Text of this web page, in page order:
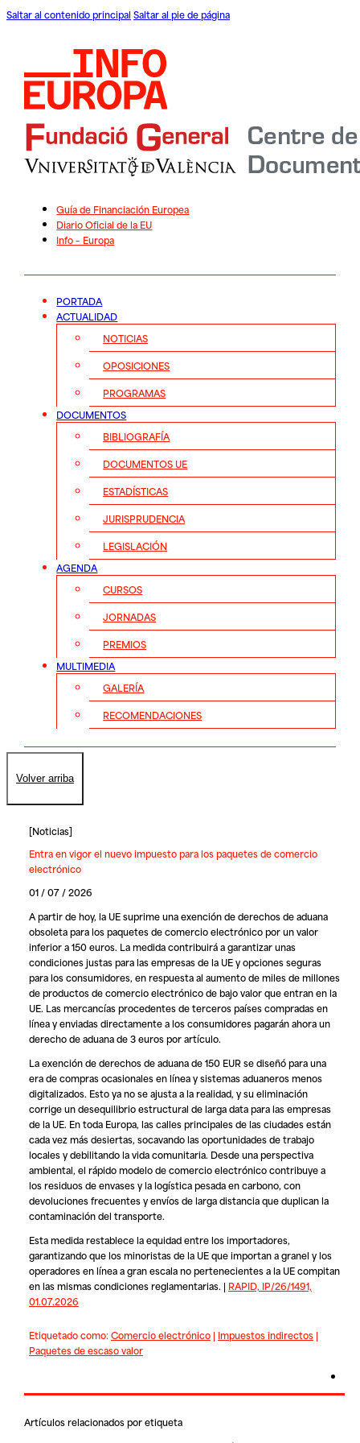
Saltar al contenido principal Saltar al pie de página
Guía de Financiación Europea
Diario Oficial de la EU
Info – Europa
PORTADA
ACTUALIDAD
NOTICIAS
OPOSICIONES
PROGRAMAS
DOCUMENTOS
BIBLIOGRAFÍA
DOCUMENTOS UE
ESTADÍSTICAS
JURISPRUDENCIA
LEGISLACIÓN
AGENDA
CURSOS
JORNADAS
PREMIOS
MULTIMEDIA
GALERÍA
RECOMENDACIONES
Volver arriba
[Noticias]
Entra en vigor el nuevo impuesto para los paquetes de comercio
electrónico
01 / 07 / 2026
A partir de hoy, la UE suprime una exención de derechos de aduana
obsoleta para los paquetes de comercio electrónico por un valor
inferior a 150 euros. La medida contribuirá a garantizar unas
condiciones justas para las empresas de la UE y opciones seguras
para los consumidores, en respuesta al aumento de miles de millones
de productos de comercio electrónico de bajo valor que entran en la
UE. Las mercancías procedentes de terceros países compradas en
línea y enviadas directamente a los consumidores pagarán ahora un
derecho de aduana de 3 euros por artículo.
La exención de derechos de aduana de 150 EUR se diseñó para una
era de compras ocasionales en línea y sistemas aduaneros menos
digitalizados. Esto ya no se ajusta a la realidad, y su eliminación
corrige un desequilibrio estructural de larga data para las empresas
de la UE. En toda Europa, las calles principales de las ciudades están
cada vez más desiertas, socavando las oportunidades de trabajo
locales y debilitando la vida comunitaria. Desde una perspectiva
ambiental, el rápido modelo de comercio electrónico contribuye a
los residuos de envases y la logística pesada en carbono, con
devoluciones frecuentes y envíos de larga distancia que duplican la
contaminación del transporte.
Esta medida restablece la equidad entre los importadores,
garantizando que los minoristas de la UE que importan a granel y los
operadores en línea a gran escala no pertenecientes a la UE compitan
en las mismas condiciones reglamentarias. | RAPID, IP/26/1491,
01.07.2026
Etiquetado como:Comercio electrónico| Impuestos indirectos|
Paquetes de escaso valor
Artículos relacionados por etiqueta